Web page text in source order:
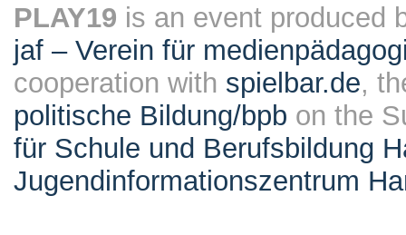
PLAY19 is an event produced
jaf – Verein für
cooperation with spielbar.de,
politische Bildung/bpb on the
für Schule und Berufsbildung
Jugendinformationszentrum